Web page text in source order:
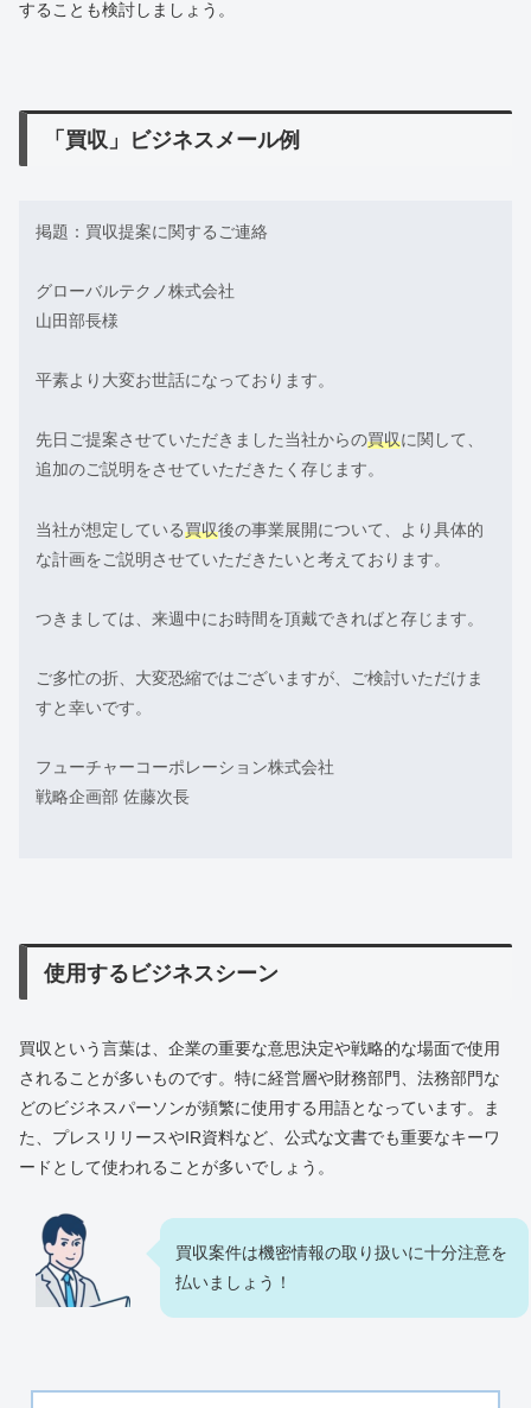
することも検討しましょう。
「買収」ビジネスメール例
掲題：買収提案に関するご連絡
グローバルテクノ株式会社
山田部長様
平素より大変お世話になっております。
先日ご提案させていただきました当社からの買収に関して、
追加のご説明をさせていただきたく存じます。
当社が想定している買収後の事業展開について、より具体的
な計画をご説明させていただきたいと考えております。
つきましては、来週中にお時間を頂戴できればと存じます。
ご多忙の折、大変恐縮ではございますが、ご検討いただけま
すと幸いです。
フューチャーコーポレーション株式会社
戦略企画部 佐藤次長
使用するビジネスシーン
買収という言葉は、企業の重要な意思決定や戦略的な場面で使用
されることが多いものです。特に経営層や財務部門、法務部門な
どのビジネスパーソンが頻繁に使用する用語となっています。ま
た、プレスリリースやIR資料など、公式な文書でも重要なキーワ
ードとして使われることが多いでしょう。
買収案件は機密情報の取り扱いに十分注意を
払いましょう！